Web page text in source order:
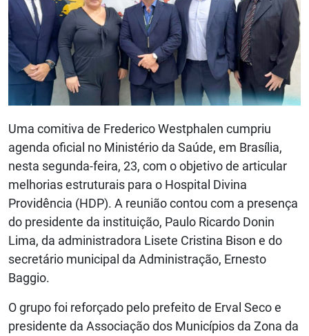
Uma comitiva de Frederico Westphalen cumpriu
agenda oficial no Ministério da Saúde, em Brasília,
nesta segunda-feira, 23, com o objetivo de articular
melhorias estruturais para o Hospital Divina
Providência (HDP). A reunião contou com a presença
do presidente da instituição, Paulo Ricardo Donin
Lima, da administradora Lisete Cristina Bison e do
secretário municipal da Administração, Ernesto
Baggio.
O grupo foi reforçado pelo prefeito de Erval Seco e
presidente da Associação dos Municípios da Zona da